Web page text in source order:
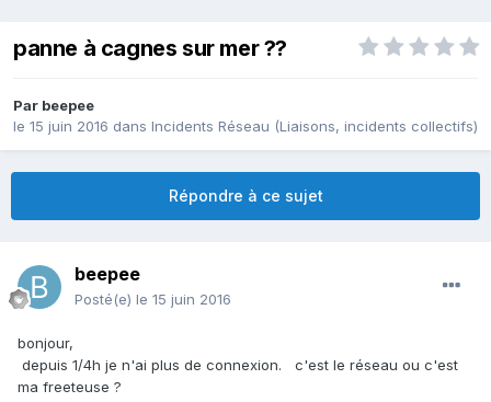
panne à cagnes sur mer ??
Par beepee
le 15 juin 2016 dans Incidents Réseau (Liaisons, incidents collectifs)
Répondre à ce sujet
beepee
Posté(e) le 15 juin 2016
bonjour,
depuis 1/4h je n'ai plus de connexion. c'est le réseau ou c'est
ma freeteuse ?